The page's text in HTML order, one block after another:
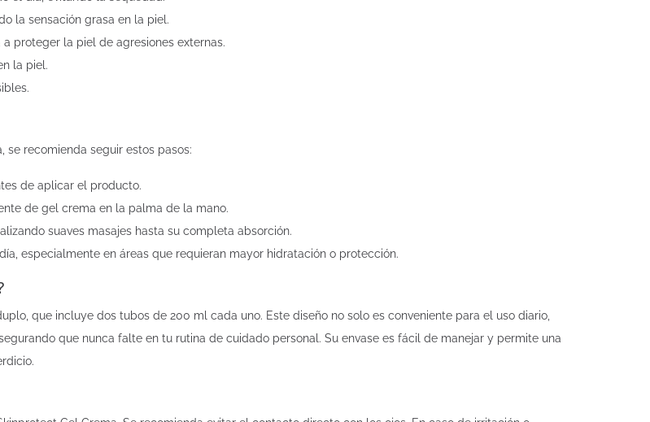
la sensación grasa en la piel.
proteger la piel de agresiones externas.
la piel.
se recomienda seguir estos pasos:
de aplicar el producto.
de gel crema en la palma de la mano.
suaves masajes hasta su completa absorción.
especialmente en áreas que requieran mayor hidratación o protección.
que incluye dos tubos de 200 ml cada uno. Este diseño no solo es conveniente para el uso diario,
que nunca falte en tu rutina de cuidado personal. Su envase es fácil de manejar y permite una